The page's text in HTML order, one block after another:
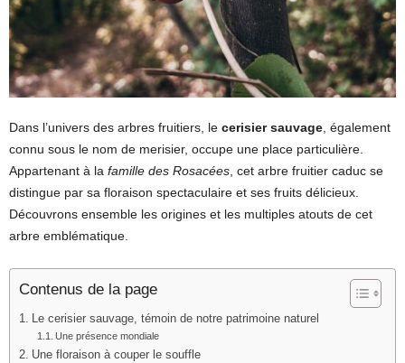
Dans l’univers des arbres fruitiers, le cerisier sauvage , également
connu sous le nom de merisier, occupe une place particulière.
Appartenant à la famille des Rosacées , cet arbre fruitier caduc se
distingue par sa floraison spectaculaire et ses fruits délicieux.
Découvrons ensemble les origines et les multiples atouts de cet
arbre emblématique.
Contenus de la page
Le cerisier sauvage, témoin de notre patrimoine naturel
Une présence mondiale
Une floraison à couper le souffle